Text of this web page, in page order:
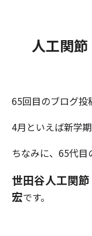
人工関
65回目のブログ投
4月といえば新学
ちなみに、65代目
世田谷人工関
宏です。